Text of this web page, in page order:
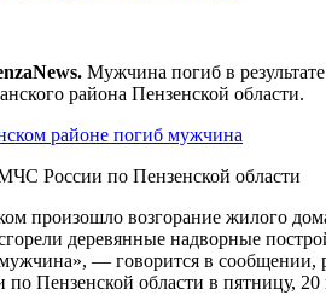
Мужчина погиб в
района Пензенской области.
России по Пензенской области
произошло возгорание жилого
деревянные надворные
— говорится в сообщении,
Пензенской области в пятницу,